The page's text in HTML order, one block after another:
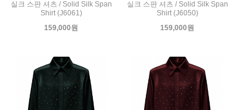
실크 스판 셔츠 / Solid Silk Span
Shirt (J6061)
159,000원
실크 스판 셔츠 / Solid Silk Span
Shirt (J6050)
159,000원